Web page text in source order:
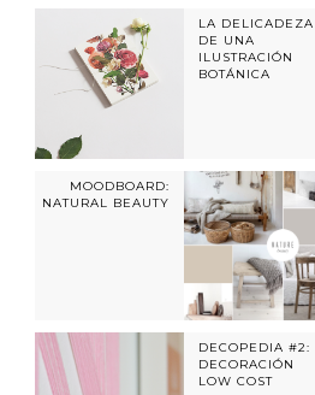
LA DELICADEZA
DE UNA
ILUSTRACIÓN
BOTÁNICA
MOODBOARD:
NATURAL BEAUTY
DECOPEDIA #2:
DECORACIÓN
LOW COST